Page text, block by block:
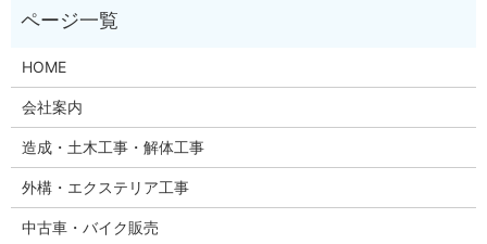
HOME
会社案内
造成・土木工事・解体工事
外構・エクステリア工事
中古車・バイク販売